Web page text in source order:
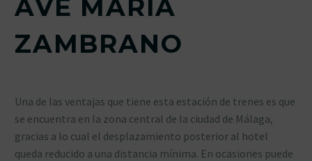
AVE MARÍA
ZAMBRANO
Una de las ventajas que tiene esta estación de trenes es que
se encuentra en la zona central de la ciudad de Málaga,
gracias a lo cual el desplazamiento posterior al hotel
queda reducido a una distancia mínima. En ocasiones puede